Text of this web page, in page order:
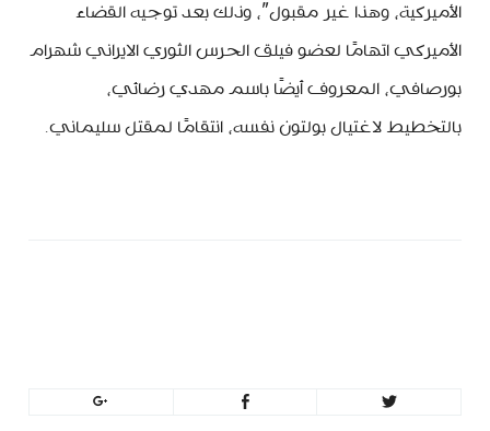
الأميركية، وهذا غير مقبول”، وذلك بعد توجيه القضاء
الأميركي اتهامًا لعضو فيلق الحرس الثوري الايراني شهرام
بورصافي، المعروف أيضًا باسم مهدي رضائي،
بالتخطيط لاغتيال بولتون نفسه، انتقامًا لمقتل سليماني.